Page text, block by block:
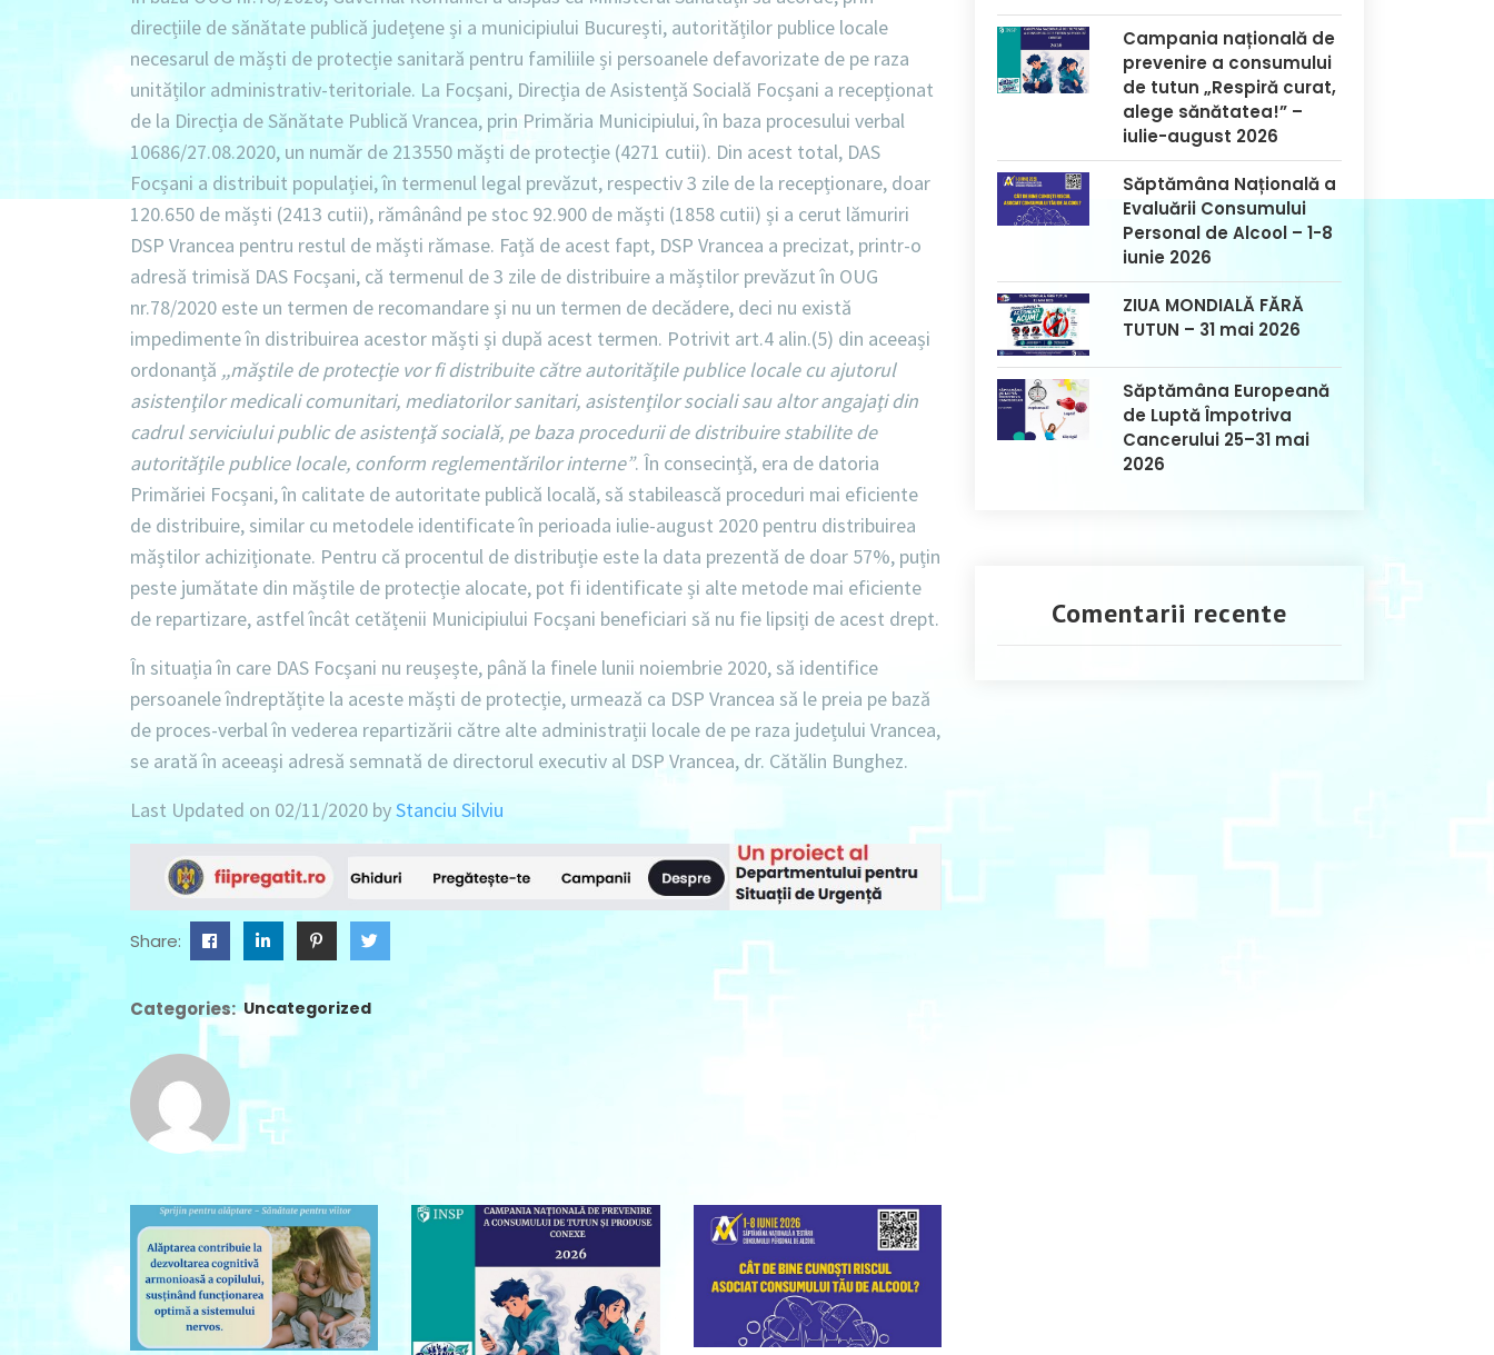
direcțiile de sănătate publică județene și a municipiului București, autorităților publice locale
necesarul de măști de protecție sanitară pentru familiile și persoanele defavorizate de pe raza
unităților administrativ-teritoriale. La Focșani, Direcția de Asistență Socială Focșani a recepționat
de la Direcția de Sănătate Publică Vrancea, prin Primăria Municipiului, în baza procesului verbal
10686/27.08.2020, un număr de 213550 măști de protecție (4271 cutii). Din acest total, DAS
Focșani a distribuit populației, în termenul legal prevăzut, respectiv 3 zile de la recepționare, doar
120.650 de măști (2413 cutii), rămânând pe stoc 92.900 de măști (1858 cutii) și a cerut lămuriri
DSP Vrancea pentru restul de măști rămase. Față de acest fapt, DSP Vrancea a precizat, printr-o
adresă trimisă DAS Focșani, că termenul de 3 zile de distribuire a măștilor prevăzut în OUG
nr.78/2020 este un termen de recomandare și nu un termen de decădere, deci nu există
impedimente în distribuirea acestor măști și după acest termen. Potrivit art.4 alin.(5) din aceeași
ordonanță ,,măştile de protecţie vor fi distribuite către autorităţile publice locale cu ajutorul
asistenţilor medicali comunitari, mediatorilor sanitari, asistenţilor sociali sau altor angajaţi din
cadrul serviciului public de asistenţă socială, pe baza procedurii de distribuire stabilite de
autorităţile publice locale, conform reglementărilor interne”. În consecință, era de datoria
Primăriei Focșani, în calitate de autoritate publică locală, să stabilească proceduri mai eficiente
de distribuire, similar cu metodele identificate în perioada iulie-august 2020 pentru distribuirea
măștilor achiziționate. Pentru că procentul de distribuție este la data prezentă de doar 57%, puțin
peste jumătate din măștile de protecție alocate, pot fi identificate și alte metode mai eficiente
de repartizare, astfel încât cetățenii Municipiului Focșani beneficiari să nu fie lipsiți de acest drept.
În situația în care DAS Focșani nu reușește, până la finele lunii noiembrie 2020, să identifice
persoanele îndreptățite la aceste măști de protecție, urmează ca DSP Vrancea să le preia pe bază
de proces-verbal în vederea repartizării către alte administrații locale de pe raza județului Vrancea,
se arată în aceeași adresă semnată de directorul executiv al DSP Vrancea, dr. Cătălin Bunghez.
Last Updated on 02/11/2020 byStanciu Silviu
Share:
Categories: Uncategorized
Campania națională de
prevenire a consumului
de tutun „Respiră curat,
alege sănătatea!” –
iulie-august 2026
Săptămâna Națională a
Evaluării Consumului
Personal de Alcool – 1-8
iunie 2026
ZIUA MONDIALĂ FĂRĂ
TUTUN – 31 mai 2026
Săptămâna Europeană
de Luptă Împotriva
Cancerului 25–31 mai
2026
Comentarii recente